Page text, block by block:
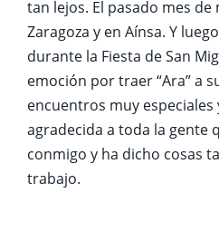
tan lejos. El pasado mes
Zaragoza y en Aínsa. Y
durante la Fiesta de San
emoción por traer “Ara” a
encuentros muy
agradecida a toda la gente
conmigo y ha dicho cosas
trabajo.